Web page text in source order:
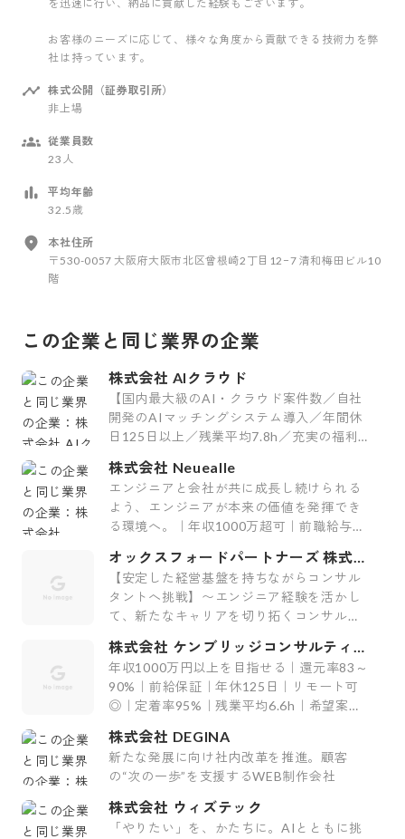
を迅速に行い、納品に貢献した経験もございます。
お客様のニーズに応じて、様々な角度から貢献できる技術力を弊
社は持っています。
株式公開（証券取引所）
非上場
従業員数
23人
平均年齢
32.5歳
本社住所
〒530-0057 大阪府大阪市北区曾根崎2丁目12−7 清和梅田ビル10
階
この企業と同じ業界の企業
株式会社 AIクラウド
【国内最大級のAI・クラウド案件数／自社
開発のAIマッチングシステム導入／年間休
日125日以上／残業平均7.8h／充実の福利
株式会社 Neuealle
エンジニアと会社が共に成長し続けられる
よう、エンジニアが本来の価値を発揮でき
る環境へ。｜年収1000万超可｜前職給与保
オックスフォードパートナーズ 株式会
社
【安定した経営基盤を持ちながらコンサル
タントへ挑戦】〜エンジニア経験を活かし
て、新たなキャリアを切り拓くコンサルテ
株式会社 ケンブリッジコンサルティン
グ
年収1000万円以上を目指せる｜還元率83～
90%｜前給保証｜年休125日｜リモート可
◎｜定着率95%｜残業平均6.6h｜希望案件
株式会社 DEGINA
新たな発展に向け社内改革を推進。顧客
の“次の一歩”を支援するWEB制作会社
株式会社 ウィズテック
「やりたい」を、かたちに。AIとともに挑